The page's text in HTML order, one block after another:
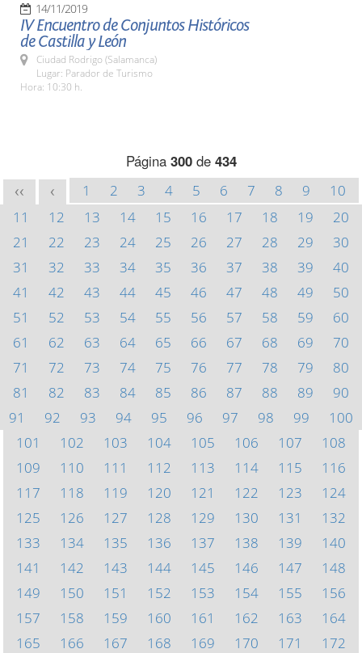
14/11/2019
IV Encuentro de Conjuntos Históricos
de Castilla y León
Ciudad Rodrigo (Salamanca)
Lugar: Parador de Turismo
Hora: 10:30 h.
Página 300de 434
<< < 1 2 3 4 5 6 7 8 9
10
11
12 13 14 15 16 17 18 19
20
21
22 23 24 25 26 27 28 29
30
31
32 33 34 35 36 37 38 39
40
41
42 43 44 45 46 47 48 49
50
51
52 53 54 55 56 57 58 59
60
61
62 63 64 65 66 67 68 69
70
71
72 73 74 75 76 77 78 79
80
81
82 83 84 85 86 87 88 89
90
91
92 93 94 95 96 97 98 99
100
101
102 103 104 105 106 107
108
109
110 111 112 113 114 115
116
117
118 119 120 121 122 123
124
125
126 127 128 129 130 131
132
133
134 135 136 137 138 139
140
141
142 143 144 145 146 147
148
149
150 151 152 153 154 155
156
157
158 159 160 161 162 163
164
165
166 167 168 169 170 171
172